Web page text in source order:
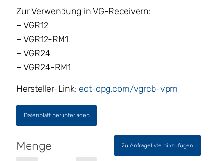
Zur Verwendung in VG-Receivern:
– VGR12
– VGR12-RM1
– VGR24
– VGR24-RM1
Hersteller-Link: ect-cpg.com/vgrcb-vpm
Datenblatt herunterladen
Zu Anfrageliste hinzufügen